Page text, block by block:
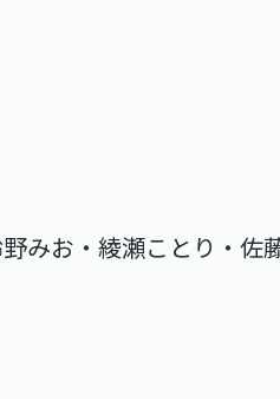
みお・綾瀬ことり・佐